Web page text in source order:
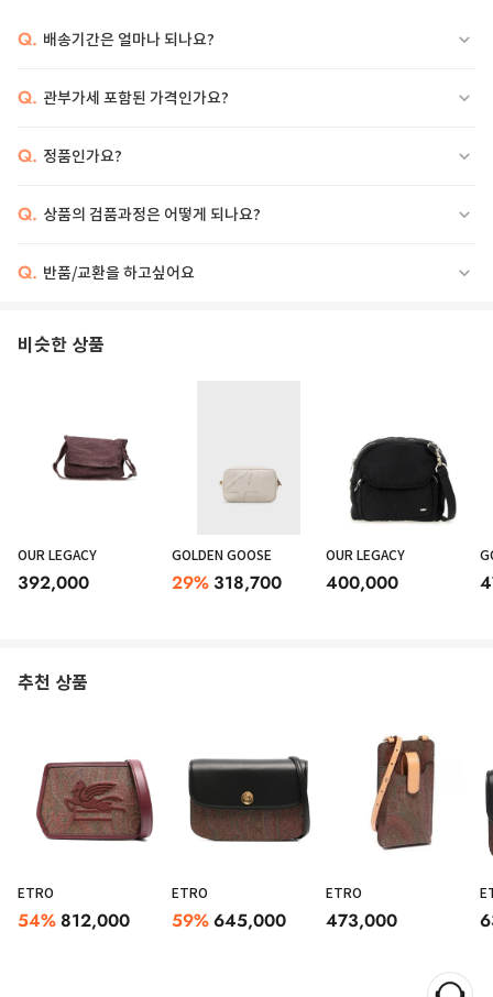
black leather featuring an adjustable and detachable shoulder strap,
internal compartments and gold-tone metal DEPTH: 4.0 Centimetres
HEIGHT: 12.0 Centimetres STRAP: 60.0 Centimetres WIDTH: 19.0
Q. 배송기간은 얼마나 되나요?
Q. 관부가세 포함된 가격인가요?
Q. 정품인가요?
Q. 상품의 검품과정은 어떻게 되나요?
Q. 반품/교환을 하고싶어요
비슷한 상품
OUR LEGACY
392,000
GOLDEN GOOSE
29% 318,700
OUR LEGACY
400,000
추천 상품
ETRO
54%812,000
ETRO
59%645,000
ETRO
473,000